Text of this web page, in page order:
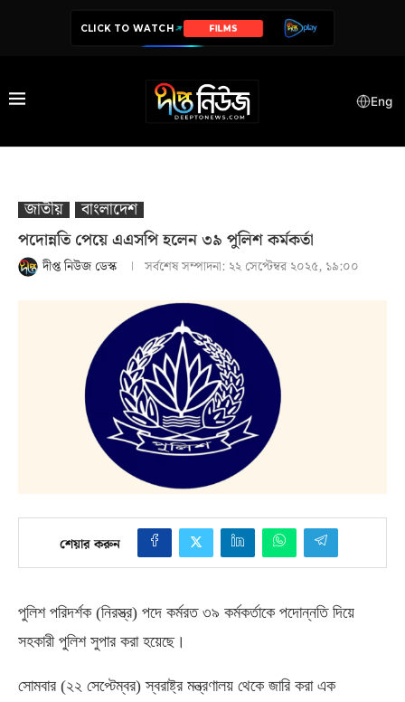
CLICK TO WATCH SERIES
Eng
জাতীয়
বাংলাদেশ
পদোন্নতি পেয়ে এএসপি হলেন ৩৯ পুলিশ কর্মকর্তা
দীপ্ত নিউজ ডেস্ক সর্বশেষ সম্পাদনা: ২২ সেপ্টেম্বর ২০২৫, ১৯:০০
শেয়ার করুন
পুলিশ পরিদর্শক (নিরস্ত্র) পদে কর্মরত ৩৯ কর্মকর্তাকে পদোন্নতি দিয়ে
সহকারী পুলিশ সুপার করা হয়েছে।
সোমবার (২২ সেপ্টেম্বর)স্বরাষ্ট্র মন্ত্রণালয় থেকে জারি করা এক